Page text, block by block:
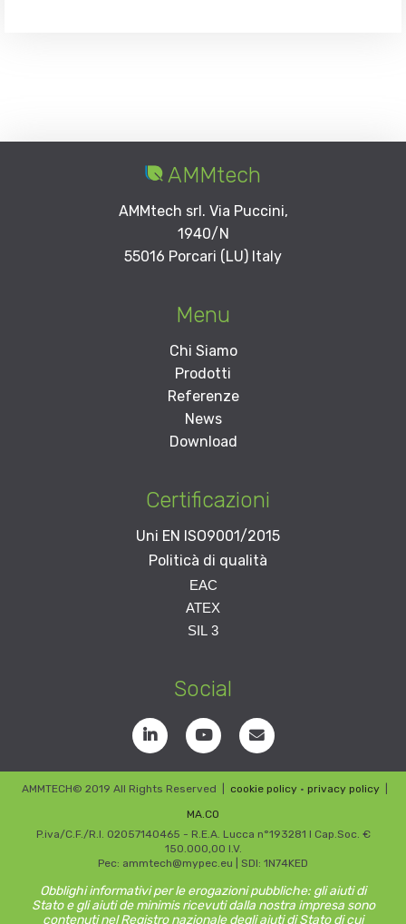
AMMtech
AMMtech srl. Via Puccini,
1940/N
55016 Porcari (LU) Italy
Menu
Chi Siamo
Prodotti
Referenze
News
Download
Certificazioni
Uni EN ISO9001/2015
Politicà di qualità
EAC
Per richiedere la
certificazione inviare una
info@amm-tech.it
ATEX
Per richiedere la
certificazione inviare una
SIL 3
Social
AMMTECH© 2019 All Rights Reserved cookie policy• privacy policy
MA.CO
P.iva/C.F./R.I. 02057140465 - R.E.A. Lucca n°193281 I Cap.Soc. €
150.000,00 I.V.
Pec: ammtech@mypec.eu | SDI: 1N74KED
Obblighi informativi per le erogazioni pubbliche: gli aiuti di
Stato e gli aiuti de minimis ricevuti dalla nostra impresa sono
contenuti nel Registro nazionale degli aiuti di Stato di cui